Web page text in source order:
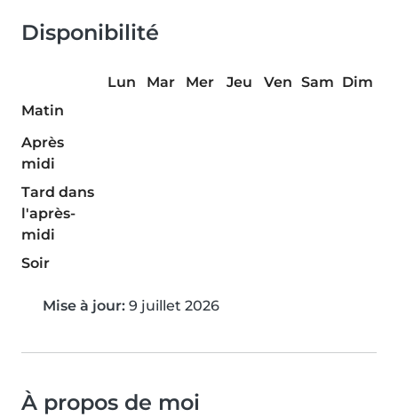
Disponibilité
Lun Mar Mer Jeu Ven Sam Dim
Matin
Après
midi
Tard dans
l'après-
midi
Soir
Mise à jour: 9 juillet 2026
À propos de moi